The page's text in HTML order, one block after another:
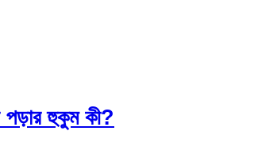
পড়ার হুকুম কী?